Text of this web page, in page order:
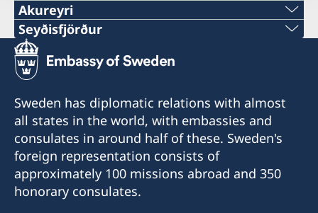
Akureyri
Honorary Consulate of Sweden in Akureyri
Honorary Consul Eva Halapi
E-mail: eva.halapi@gmail.com
Munkaþverárstræti 3
600 Akureyri
Iceland
Seyðisfjörður
Honorary Consulate of Sweden in Seyðisfjörður
Honorary Consul Hanna Christel
Sigurkarlsdóttir
Tel. +354 847 7207
E-mail: hannachristel@gmail.com
Fossgata 4
710 Seyðisfjörður
Sweden has diplomatic relations with almost
all states in the world, with embassies and
consulates in around half of these. Sweden's
foreign representation consists of
approximately 100 missions abroad and 350
honorary consulates.